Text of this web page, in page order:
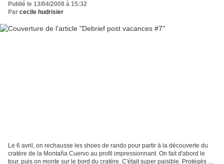
Publié le 13/04/2008 à 15:32
Par cecile hudrisier
Le 6 avril, on rechausse les shoes de rando pour partir à la découverte du
cratère de la Montaña Cuervo au profil impressionnant. On fait d'abord le
tour, puis on monte sur le bord du cratère. C'était super paisible. Protégés du